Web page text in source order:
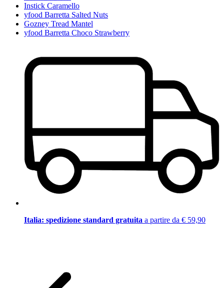
Instick Caramello
yfood Barretta Salted Nuts
Gozney Tread Mantel
yfood Barretta Choco Strawberry
Italia: spedizione standard gratuita a partire da € 59,90